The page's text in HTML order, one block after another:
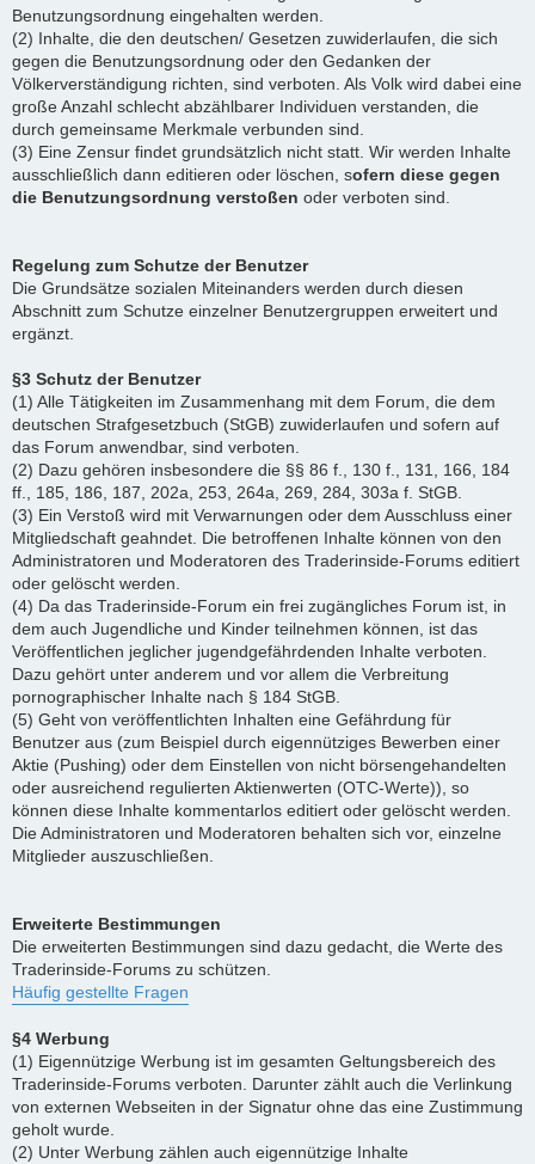
Benutzungsordnung eingehalten werden.
(2) Inhalte, die den deutschen/ Gesetzen zuwiderlaufen, die sich
gegen die Benutzungsordnung oder den Gedanken der
Völkerverständigung richten, sind verboten. Als Volk wird dabei eine
große Anzahl schlecht abzählbarer Individuen verstanden, die
durch gemeinsame Merkmale verbunden sind.
(3) Eine Zensur findet grundsätzlich nicht statt. Wir werden Inhalte
ausschließlich dann editieren oder löschen, sofern diese gegen
die Benutzungsordnung verstoßen oder verboten sind.
Regelung zum Schutze der Benutzer
Die Grundsätze sozialen Miteinanders werden durch diesen
Abschnitt zum Schutze einzelner Benutzergruppen erweitert und
ergänzt.
§3 Schutz der Benutzer
(1) Alle Tätigkeiten im Zusammenhang mit dem Forum, die dem
deutschen Strafgesetzbuch (StGB) zuwiderlaufen und sofern auf
das Forum anwendbar, sind verboten.
(2) Dazu gehören insbesondere die §§ 86 f., 130 f., 131, 166, 184
ff., 185, 186, 187, 202a, 253, 264a, 269, 284, 303a f. StGB.
(3) Ein Verstoß wird mit Verwarnungen oder dem Ausschluss einer
Mitgliedschaft geahndet. Die betroffenen Inhalte können von den
Administratoren und Moderatoren des Traderinside-Forums editiert
oder gelöscht werden.
(4) Da das Traderinside-Forum ein frei zugängliches Forum ist, in
dem auch Jugendliche und Kinder teilnehmen können, ist das
Veröffentlichen jeglicher jugendgefährdenden Inhalte verboten.
Dazu gehört unter anderem und vor allem die Verbreitung
pornographischer Inhalte nach § 184 StGB.
(5) Geht von veröffentlichten Inhalten eine Gefährdung für
Benutzer aus (zum Beispiel durch eigennütziges Bewerben einer
Aktie (Pushing) oder dem Einstellen von nicht börsengehandelten
oder ausreichend regulierten Aktienwerten (OTC-Werte)), so
können diese Inhalte kommentarlos editiert oder gelöscht werden.
Die Administratoren und Moderatoren behalten sich vor, einzelne
Mitglieder auszuschließen.
Erweiterte Bestimmungen
Die erweiterten Bestimmungen sind dazu gedacht, die Werte des
Traderinside-Forums zu schützen.
Häufig gestellte Fragen
§4 Werbung
(1) Eigennützige Werbung ist im gesamten Geltungsbereich des
Traderinside-Forums verboten. Darunter zählt auch die Verlinkung
von externen Webseiten in der Signatur ohne das eine Zustimmung
geholt wurde.
(2) Unter Werbung zählen auch eigennützige Inhalte